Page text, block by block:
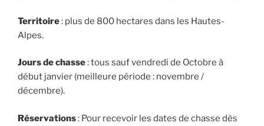
Territoire: plus de 800 hectares dans les Hautes-
Alpes.
Jours de chasse: tous sauf vendredi de Octobre à
début janvier (meilleure période : novembre /
décembre).
Réservations: Pour recevoir les dates de chasse dès